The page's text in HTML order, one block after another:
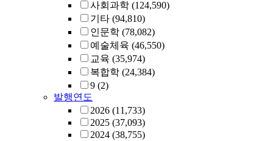
사회과학 (124,590)
기타 (94,810)
인문학 (78,082)
예술체육 (46,550)
교육 (35,974)
복합학 (24,384)
9 (2)
발행연도
2026 (11,733)
2025 (37,093)
2024 (38,755)